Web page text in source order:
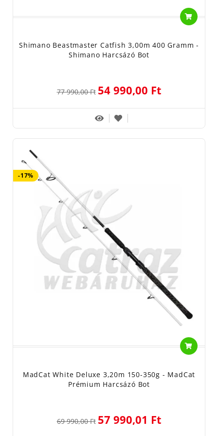
Shimano Beastmaster Catfish 3,00m 400 Gramm -
Shimano Harcsázó Bot
77 990,00 Ft 54 990,00 Ft
-17%
MadCat White Deluxe 3,20m 150-350g - MadCat
Prémium Harcsázó Bot
69 990,00 Ft 57 990,01 Ft